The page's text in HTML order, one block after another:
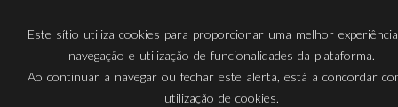
Este sítio utiliza cookies para proporcionar uma melhor
navegação e utilização de funcionalidades da plataforma.
Ao continuar a navegar ou fechar este alerta, está a concordar
utilização de cookies.